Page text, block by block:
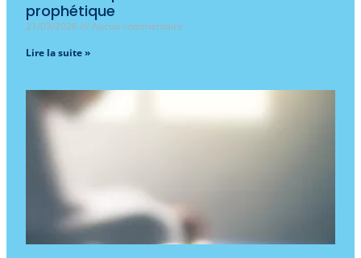
prophétique
21/03/2026
Aucun commentaire
Lire la suite »